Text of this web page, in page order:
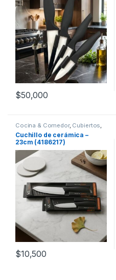
$50,000
Cocina & Comedor, Cubiertos,
Cuchillos
Cuchillo de cerámica –
23cm (4186217)
$10,500